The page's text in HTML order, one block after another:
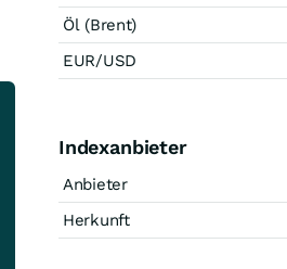
Öl (Brent)
EUR/USD
Indexanbieter
Anbieter
Herkunft